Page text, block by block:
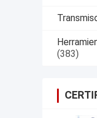
(383)